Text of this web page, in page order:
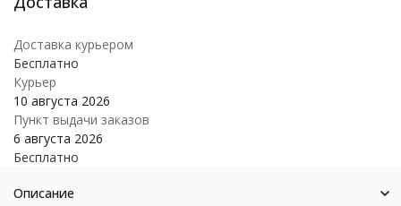
Доставка курьером
Бесплатно
Курьер
10 августа 2026
Пункт выдачи заказов
6 августа 2026
Бесплатно
Описание